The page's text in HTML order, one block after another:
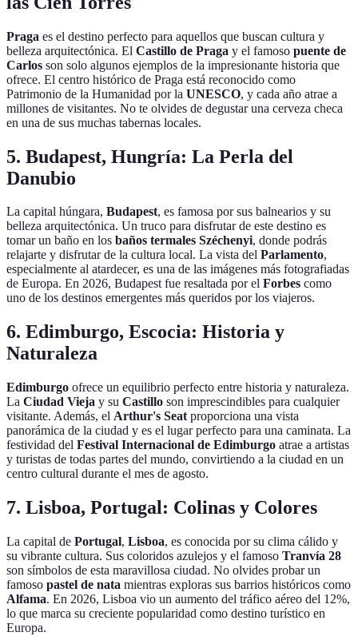
Praga es el destino perfecto para aquellos que buscan cultura y
belleza arquitectónica. El Castillo de Praga y el famoso puente de
Carlos son solo algunos ejemplos de la impresionante historia que
ofrece. El centro histórico de Praga está reconocido como
Patrimonio de la Humanidad por la UNESCO, y cada año atrae a
millones de visitantes. No te olvides de degustar una cerveza checa
en una de sus muchas tabernas locales.
5. Budapest, Hungría: La Perla del
Danubio
La capital húngara, Budapest, es famosa por sus balnearios y su
belleza arquitectónica. Un truco para disfrutar de este destino es
tomar un baño en los baños termales Széchenyi, donde podrás
relajarte y disfrutar de la cultura local. La vista del Parlamento,
especialmente al atardecer, es una de las imágenes más fotografiadas
de Europa. En 2026, Budapest fue resaltada por el Forbes como
uno de los destinos emergentes más queridos por los viajeros.
6. Edimburgo, Escocia: Historia y
Naturaleza
Edimburgo ofrece un equilibrio perfecto entre historia y naturaleza.
La Ciudad Vieja y su Castillo son imprescindibles para cualquier
visitante. Además, el Arthur's Seat proporciona una vista
panorámica de la ciudad y es el lugar perfecto para una caminata. La
festividad del Festival Internacional de Edimburgo atrae a artistas
y turistas de todas partes del mundo, convirtiendo a la ciudad en un
centro cultural durante el mes de agosto.
7. Lisboa, Portugal: Colinas y Colores
La capital de Portugal, Lisboa, es conocida por su clima cálido y
su vibrante cultura. Sus coloridos azulejos y el famoso Tranvía 28
son símbolos de esta maravillosa ciudad. No olvides probar un
famoso pastel de nata mientras exploras sus barrios históricos como
Alfama. En 2026, Lisboa vio un aumento del tráfico aéreo del 12%,
lo que marca su creciente popularidad como destino turístico en
Europa.